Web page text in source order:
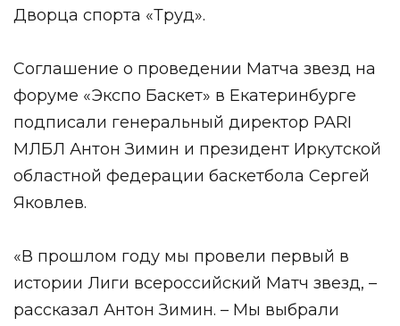
Дворца спорта «Труд».
Соглашение о проведении Матча звезд на
форуме «Экспо Баскет» в Екатеринбурге
подписали генеральный директор PARI
МЛБЛ Антон Зимин и президент Иркутской
областной федерации баскетбола Сергей
Яковлев.
«В прошлом году мы провели первый в
истории Лиги всероссийский Матч звезд, –
рассказал Антон Зимин. – Мы выбрали